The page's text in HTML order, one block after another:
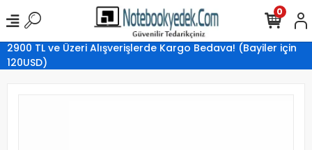
2900 TL ve Üzeri Alışverişlerde Kargo Bedava! (Bayiler için
120USD)
0